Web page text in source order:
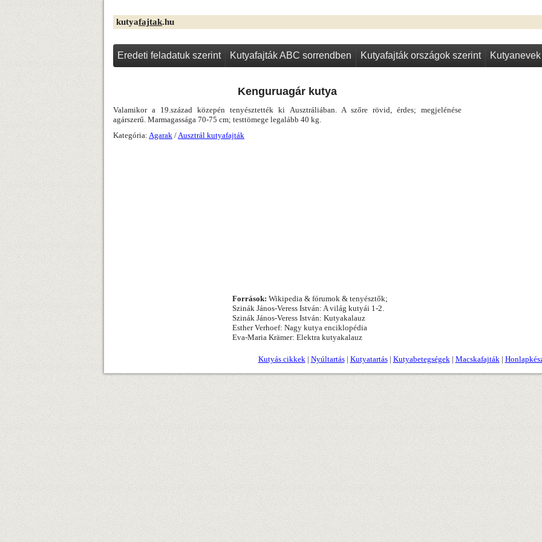
Eredeti feladatuk szerint Kutyafajták ABC sorrendben Kutyafajták országok szerint Kutyanevek
kutyafajtak.hu
Kenguruagár kutya
Valamikor a 19.század közepén tenyésztették ki Ausztráliában. A szőre rövid, érdes; megjelénése
agárszerű. Marmagassága 70-75 cm; testtömege legalább 40 kg.
Kategória: Agarak /Ausztrál kutyafajták
Források: Wikipedia & fórumok & tenyésztők;
Szinák János-Veress István: A világ kutyái 1-2.
Szinák János-Veress István: Kutyakalauz
Esther Verhoef: Nagy kutya enciklopédia
Eva-Maria Krämer: Elektra kutyakalauz
Kutyás cikkek| Nyúltartás| Kutyatartás| Kutyabetegségek| Macskafajták|